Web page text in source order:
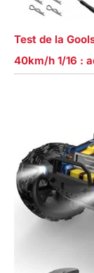
Test de la
40km/h 1/16 :